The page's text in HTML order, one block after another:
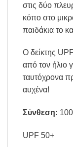
στις δύο
κόπο στο
παιδάκια το
Ο δείκτης
από τον ήλιο
ταυτόχρονα
αυχένα!
Σύνθεση:
UPF 50+